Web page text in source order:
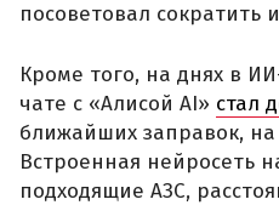
посоветовал сократить
Кроме того, на днях в
чате с «Алисой AI» стал
ближайших заправок,
Встроенная нейросеть
подходящие АЗС,